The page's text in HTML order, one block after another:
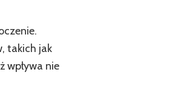
takich jak
wpływa nie